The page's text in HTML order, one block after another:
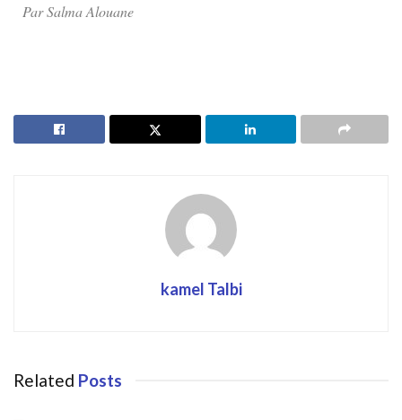
Par Salma Alouane
kamel Talbi
Related Posts